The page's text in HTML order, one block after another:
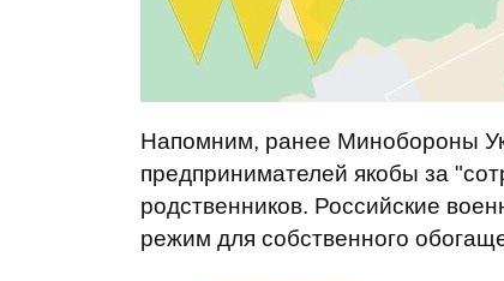
Напомним, ранее Минобороны
предпринимателей якобы за
родственников. Российские
режим для собственного